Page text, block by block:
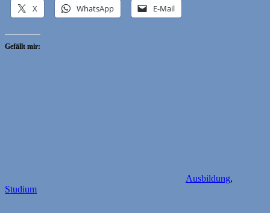
X WhatsApp E-Mail
Gefällt mir:
Ausbildung,
Studium